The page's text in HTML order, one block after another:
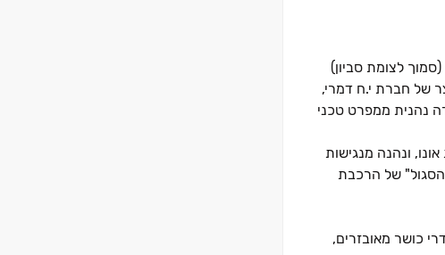
לצומת סביון)
של חברת י.ח דמרי,
כל דירה נהנית ממפרט טכני
ונהנה מנגישות
"הקו הסגול" של הרכבת
כושר מאובזרים,